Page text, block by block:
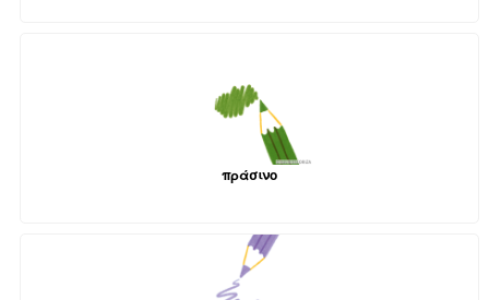
πράσινο